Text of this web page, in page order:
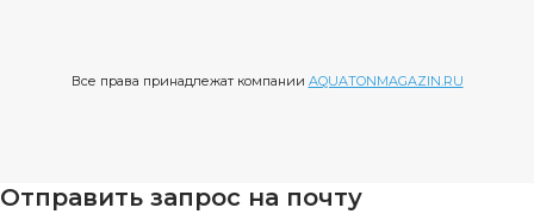
Все права принадлежат компании AQUATONMAGAZIN.RU
Отправить запрос на почту